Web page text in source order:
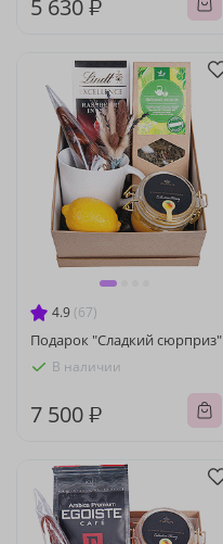
5 630 ₽
4.9 (67)
Подарок "Сладкий сюрприз"
В наличии
7 500 ₽